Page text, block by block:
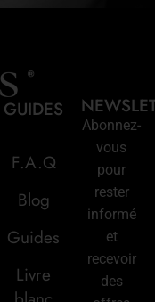
GUIDES
F.A.Q
Blog
Guides
Livre
Abonnez-
vous
pour
rester
informé
et
recevoir
des